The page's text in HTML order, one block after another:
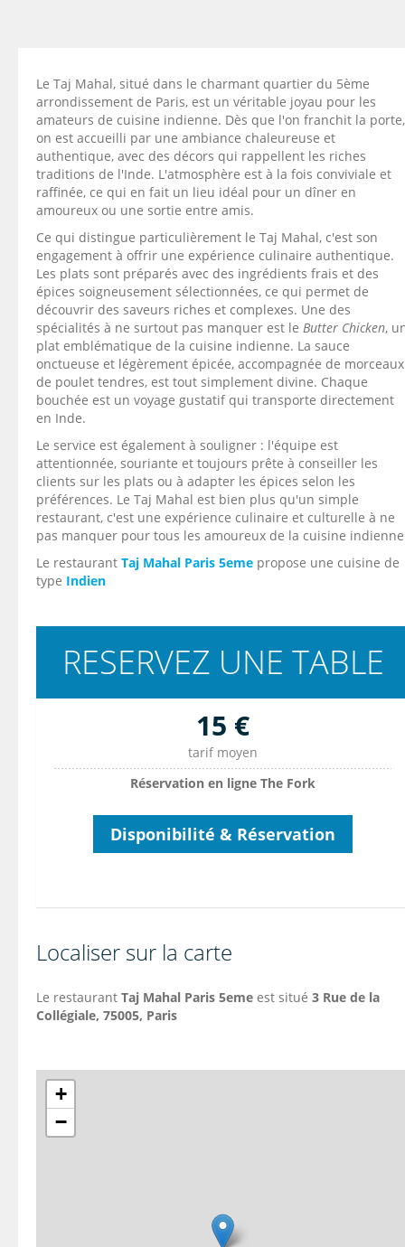
Le Taj Mahal, situé dans le charmant quartier du 5ème
arrondissement de Paris, est un véritable joyau pour les
amateurs de cuisine indienne. Dès que l'on franchit la porte,
on est accueilli par une ambiance chaleureuse et
authentique, avec des décors qui rappellent les riches
traditions de l'Inde. L'atmosphère est à la fois conviviale et
raffinée, ce qui en fait un lieu idéal pour un dîner en
amoureux ou une sortie entre amis.
Ce qui distingue particulièrement le Taj Mahal, c'est son
engagement à offrir une expérience culinaire authentique.
Les plats sont préparés avec des ingrédients frais et des
épices soigneusement sélectionnées, ce qui permet de
découvrir des saveurs riches et complexes. Une des
spécialités à ne surtout pas manquer est le Butter Chicken,
plat emblématique de la cuisine indienne. La sauce
onctueuse et légèrement épicée, accompagnée de morceaux
de poulet tendres, est tout simplement divine. Chaque
bouchée est un voyage gustatif qui transporte directement
en Inde.
Le service est également à souligner : l'équipe est
attentionnée, souriante et toujours prête à conseiller les
clients sur les plats ou à adapter les épices selon les
préférences. Le Taj Mahal est bien plus qu'un simple
restaurant, c'est une expérience culinaire et culturelle à ne
pas manquer pour tous les amoureux de la cuisine
Le restaurant Taj Mahal Paris 5eme propose une cuisine de
type Indien
RESERVEZ UNE TABLE
15 €
tarif moyen
Réservation en ligne The Fork
Disponibilité & Réservation
Localiser sur la carte
Le restaurant Taj Mahal Paris 5eme est situé 3 Rue de la
Collégiale, 75005, Paris
+
−